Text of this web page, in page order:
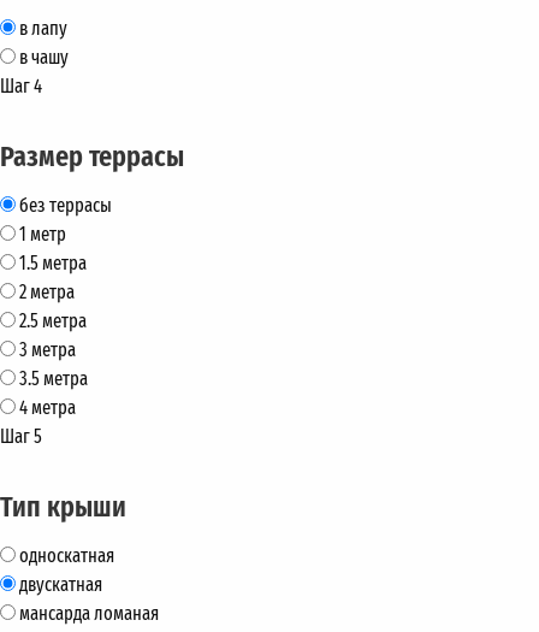
в лапу
в чашу
Шаг 4
Размер террасы
без террасы
1 метр
1.5 метра
2 метра
2.5 метра
3 метра
3.5 метра
4 метра
Шаг 5
Тип крыши
односкатная
двускатная
мансарда ломаная